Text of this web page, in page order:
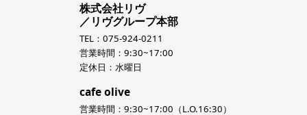
株式会社リヴ
／リヴグループ本部
TEL：075-924-0211
営業時間：9:30~17:00
定休日：水曜日
cafe olive
営業時間：9:30~17:00（L.O.16:30）